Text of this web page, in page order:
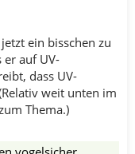
ein bisschen zu
er auf UV-
dass UV-
weit unten im
Thema.)